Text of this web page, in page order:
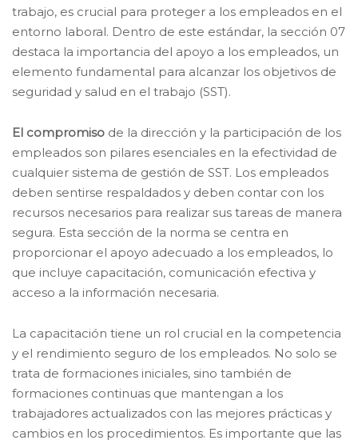
trabajo, es crucial para proteger a los empleados en el
entorno laboral. Dentro de este estándar, la sección 07
destaca la importancia del apoyo a los empleados, un
elemento fundamental para alcanzar los objetivos de
seguridad y salud en el trabajo (SST).
El compromiso de la dirección y la participación de los
empleados son pilares esenciales en la efectividad de
cualquier sistema de gestión de SST. Los empleados
deben sentirse respaldados y deben contar con los
recursos necesarios para realizar sus tareas de manera
segura. Esta sección de la norma se centra en
proporcionar el apoyo adecuado a los empleados, lo
que incluye capacitación, comunicación efectiva y
acceso a la información necesaria.
La capacitación tiene un rol crucial en la competencia
y el rendimiento seguro de los empleados. No solo se
trata de formaciones iniciales, sino también de
formaciones continuas que mantengan a los
trabajadores actualizados con las mejores prácticas y
cambios en los procedimientos. Es importante que las